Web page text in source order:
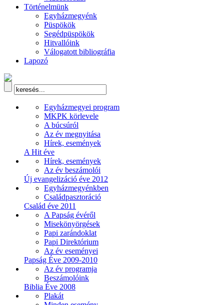
Történelmünk
Egyházmegyénk
Püspökök
Segédpüspökök
Hitvallóink
Válogatott bibliográfia
Lapozó
Egyházmegyei program
MKPK körlevele
A búcsúról
Az év megnyitása
Hírek, események
A Hit éve
Hírek, események
Az év beszámolói
Új evangelizáció éve 2012
Egyházmegyénkben
Családpasztoráció
Család éve 2011
A Papság évéről
Misekönyörgések
Papi zarándoklat
Papi Direktórium
Az év eseményei
Papság Éve 2009-2010
Az év programja
Beszámolóink
Biblia Éve 2008
Plakát